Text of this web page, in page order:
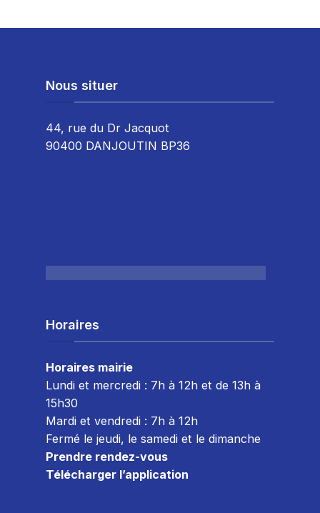
Nous situer
44, rue du Dr Jacquot
90400 DANJOUTIN BP36
Horaires
Horaires mairie
Lundi et mercredi : 7h à 12h et de 13h à
15h30
Mardi et vendredi : 7h à 12h
Fermé le jeudi, le samedi et le dimanche
Prendre rendez-vous
Télécharger l’application